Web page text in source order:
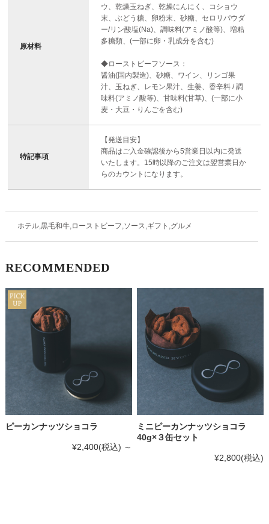
原材料
ウ、乾燥玉ねぎ、乾燥にんにく、コショウ
末、ぶどう糖、卵粉末、砂糖、セロリパウダ
ー/リン酸塩(Na)、調味料(アミノ酸等)、増粘
多糖類、(一部に卵・乳成分を含む)
◆ローストビーフソース：
醤油(国内製造)、砂糖、ワイン、リンゴ果
汁、玉ねぎ、レモン果汁、生姜、香辛料 / 調
味料(アミノ酸等)、甘味料(甘草)、(一部に小
麦・大豆・りんごを含む)
特記事項
【発送目安】
商品はご入金確認後から5営業日以内に発送
いたします。15時以降のご注文は翌営業日か
らのカウントになります。
ホテル,黒毛和牛,ローストビーフ,ソース,ギフト,グルメ
RECOMMENDED
ピーカンナッツショコラ
¥2,400(税込) ～
ミニピーカンナッツショコラ
40g×３缶セット
¥2,800(税込)